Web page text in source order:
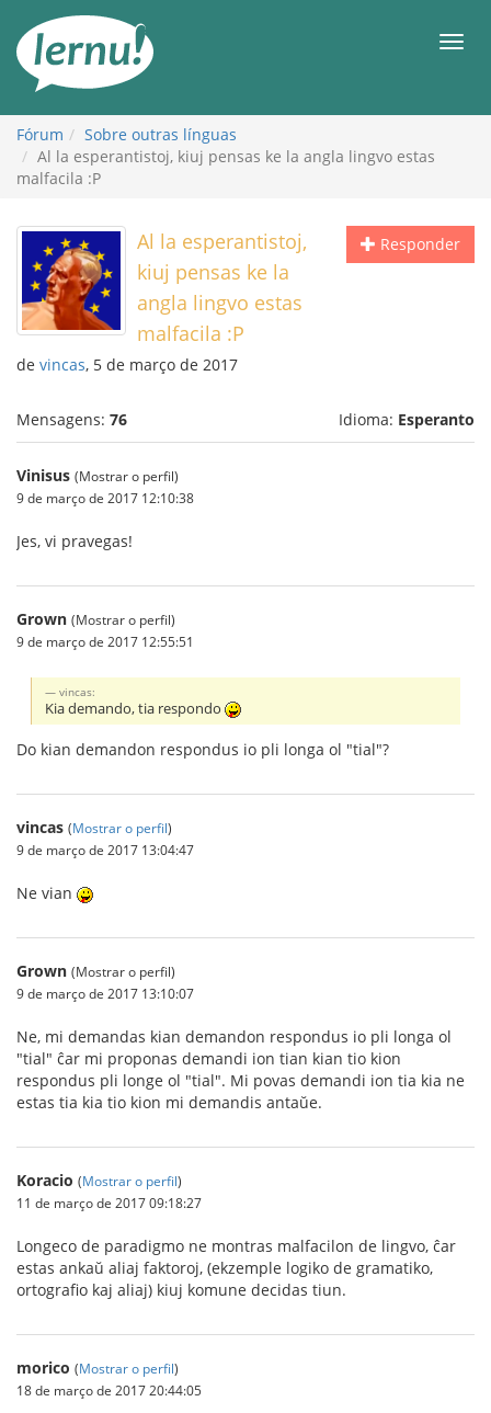
conteúdo
Fórum
Sobre outras línguas
Al la esperantistoj, kiuj pensas ke la angla lingvo estas
malfacila :P
Responder
Al la esperantistoj,
kiuj pensas ke la
angla lingvo estas
malfacila :P
de vincas, 5 de março de 2017
Mensagens: 76 Idioma: Esperanto
Vinisus (Mostrar o perfil)
9 de março de 2017 12:10:38
Jes, vi pravegas!
Grown (Mostrar o perfil)
9 de março de 2017 12:55:51
vincas:
Kia demando, tia respondo
Do kian demandon respondus io pli longa ol "tial"?
vincas (Mostrar o perfil)
9 de março de 2017 13:04:47
Ne vian
Grown (Mostrar o perfil)
9 de março de 2017 13:10:07
Ne, mi demandas kian demandon respondus io pli longa ol
"tial" ĉar mi proponas demandi ion tian kian tio kion
respondus pli longe ol "tial". Mi povas demandi ion tia kia ne
estas tia kia tio kion mi demandis antaŭe.
Koracio (Mostrar o perfil)
11 de março de 2017 09:18:27
Longeco de paradigmo ne montras malfacilon de lingvo, ĉar
estas ankaŭ aliaj faktoroj, (ekzemple logiko de gramatiko,
ortografio kaj aliaj) kiuj komune decidas tiun.
morico (Mostrar o perfil)
18 de março de 2017 20:44:05